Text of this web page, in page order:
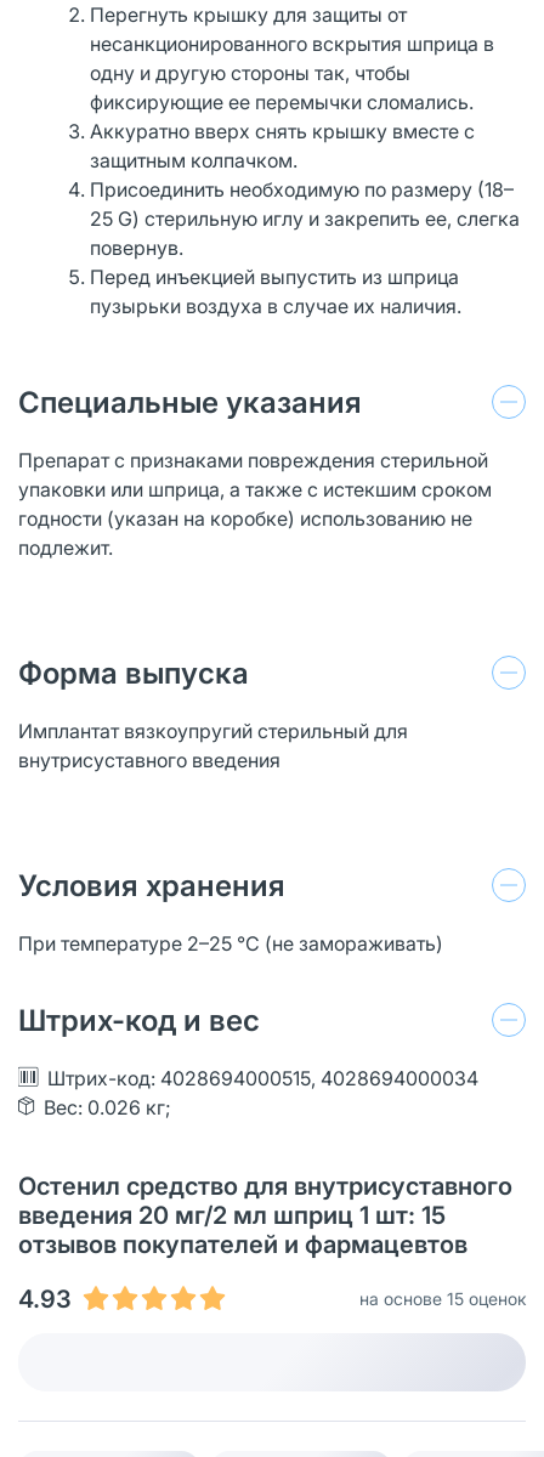
Перегнуть крышку для защиты от
несанкционированного вскрытия шприца в
одну и другую стороны так, чтобы
фиксирующие ее перемычки сломались.
Аккуратно вверх снять крышку вместе с
защитным колпачком.
Присоединить необходимую по размеру (18–
25 G) стерильную иглу и закрепить ее, слегка
повернув.
Перед инъекцией выпустить из шприца
пузырьки воздуха в случае их наличия.
Специальные указания
Препарат с признаками повреждения стерильной
упаковки или шприца, а также с истекшим сроком
годности (указан на коробке) использованию не
подлежит.
Форма выпуска
Имплантат вязкоупругий стерильный для
внутрисуставного введения
Условия хранения
При температуре 2–25 °C (не замораживать)
Штрих-код и вес
Штрих-код: 4028694000515, 4028694000034
Вес: 0.026 кг;
Остенил средство для внутрисуставного
введения 20 мг/2 мл шприц 1 шт: 15
отзывов покупателей и фармацевтов
4.93
на основе 15 оценок